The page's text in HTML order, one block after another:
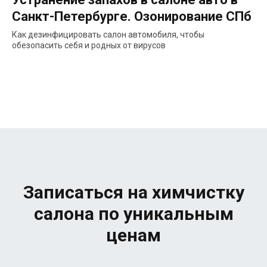
Санкт-Петербурге. Озонирование СПб
Как дезинфицировать салон автомобиля, чтобы
обезопасить себя и родных от вирусов
Записаться на химчистку
салона по уникальным
ценам